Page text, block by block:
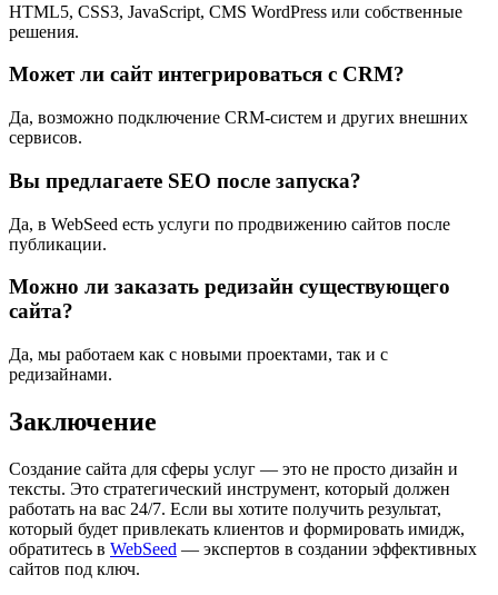
HTML5, CSS3, JavaScript, CMS WordPress или собственные
решения.
Может ли сайт интегрироваться с CRM?
Да, возможно подключение CRM-систем и других внешних
сервисов.
Вы предлагаете SEO после запуска?
Да, в WebSeed есть услуги по продвижению сайтов после
публикации.
Можно ли заказать редизайн существующего
сайта?
Да, мы работаем как с новыми проектами, так и с
редизайнами.
Заключение
Создание сайта для сферы услуг — это не просто дизайн и
тексты. Это стратегический инструмент, который должен
работать на вас 24/7. Если вы хотите получить результат,
который будет привлекать клиентов и формировать имидж,
обратитесь в WebSeed — экспертов в создании эффективных
сайтов под ключ.